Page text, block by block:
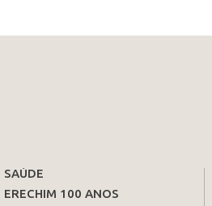
SAÚDE
ERECHIM 100 ANOS